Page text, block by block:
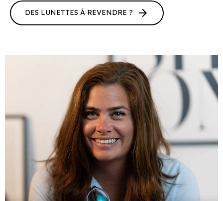
DES LUNETTES À REVENDRE ? arrow_forward